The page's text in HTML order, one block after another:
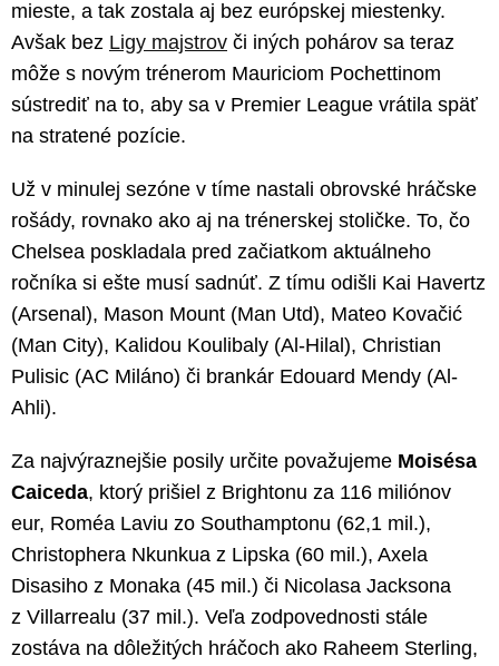
mieste, a tak zostala aj bez európskej miestenky.
Avšak bez Ligy majstrov či iných pohárov sa teraz
môže s novým trénerom Mauriciom Pochettinom
sústrediť na to, aby sa v Premier League vrátila späť
na stratené pozície.
Už v minulej sezóne v tíme nastali obrovské hráčske
rošády, rovnako ako aj na trénerskej stoličke. To, čo
Chelsea poskladala pred začiatkom aktuálneho
ročníka si ešte musí sadnúť. Z tímu odišli Kai Havertz
(Arsenal), Mason Mount (Man Utd), Mateo Kovačić
(Man City), Kalidou Koulibaly (Al-Hilal), Christian
Pulisic (AC Miláno) či brankár Edouard Mendy (Al-
Ahli).
Za najvýraznejšie posily určite považujeme Moisésa
Caiceda, ktorý prišiel z Brightonu za 116 miliónov
eur, Roméa Laviu zo Southamptonu (62,1 mil.),
Christophera Nkunkua z Lipska (60 mil.), Axela
Disasiho z Monaka (45 mil.) či Nicolasa Jacksona
z Villarrealu (37 mil.). Veľa zodpovednosti stále
zostáva na dôležitých hráčoch ako Raheem Sterling,